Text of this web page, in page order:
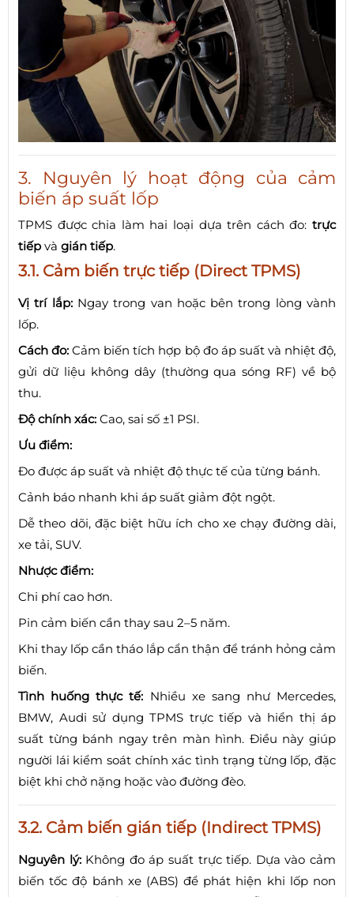
3. Nguyên lý hoạt động của cảm
biến áp suất lốp
TPMS được chia làm hai loại dựa trên cách đo: trực
tiếp và gián tiếp.
3.1. Cảm biến trực tiếp (Direct TPMS)
Vị trí lắp:Ngay trong van hoặc bên trong lòng vành
lốp.
Cách đo: Cảm biến tích hợp bộ đo áp suất và nhiệt độ,
gửi dữ liệu không dây (thường qua sóng RF) về bộ
thu.
Độ chính xác: Cao, sai số ±1 PSI.
Ưu điểm:
Đo được áp suất và nhiệt độ thực tế của từng bánh.
Cảnh báo nhanh khi áp suất giảm đột ngột.
Dễ theo dõi, đặc biệt hữu ích cho xe chạy đường dài,
xe tải, SUV.
Nhược điểm:
Chi phí cao hơn.
Pin cảm biến cần thay sau 2–5 năm.
Khi thay lốp cần tháo lắp cẩn thận để tránh hỏng cảm
biến.
Tình huống thực tế: Nhiều xe sang như Mercedes,
BMW, Audi sử dụng TPMS trực tiếp và hiển thị áp
suất từng bánh ngay trên màn hình. Điều này giúp
người lái kiểm soát chính xác tình trạng từng lốp, đặc
biệt khi chở nặng hoặc vào đường đèo.
3.2. Cảm biến gián tiếp (Indirect TPMS)
Nguyên lý:Không đo áp suất trực tiếp. Dựa vào cảm
biến tốc độ bánh xe (ABS) để phát hiện khi lốp non